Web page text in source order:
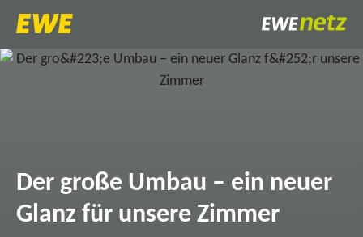
Der große Umbau – ein neuer
Glanz für unsere Zimmer